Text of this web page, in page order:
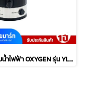
หม้อต้มน้ำไฟฟ้า OXYGEN รุ่น YL-25L 25ลิตร